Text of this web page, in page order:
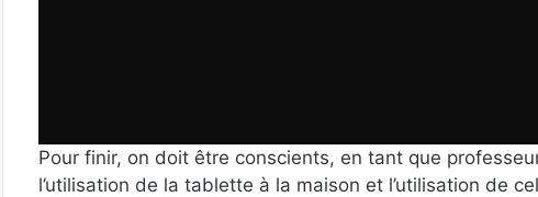
Pour finir, on doit être conscients, en tant que
l’utilisation de la tablette à la maison et l’utilisation de